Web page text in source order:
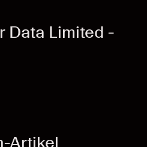
Data Limited -
Artikel